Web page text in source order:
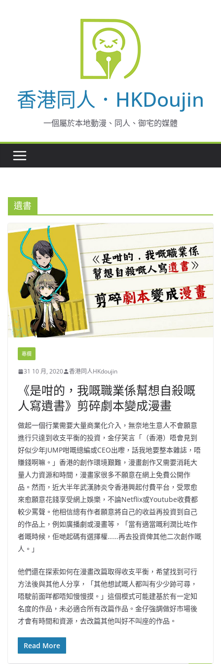
香港同人．HKDoujin
一個屬於本地動漫、同人、御宅的媒體
遺書
專欄
31 10 月, 2020 香港同人HKdoujin
《是咁的，我嘅職業係幫想自殺嘅
人寫遺書》剪碎劇本變成漫畫
做起一個行業需要大量商業化介入，無奈地生意人不會願意
進行只達到收支平衡的投資，金仔笑言「（香港）唔會見到
好似少年JUMP咁嘅總編或CEO出嚟，話我地要整本雜誌，唔
賺錢啊嘛。」香港的創作環境艱難，漫畫創作又需要消耗大
量人力資源和時間，漫畫家很多不願意在網上免費公開作
品。然而，近大半年武漢肺炎令香港興起付費平台，受眾愈
來愈願意花錢享受網上娛樂，不論Netflix或Youtube收費都
較少罵聲。他相信總有作者願意將自己的收益再投資到自己
的作品上，例如廣播劇或漫畫等，「當有適當嘅利潤比咗作
者嘅時候，佢哋起碼有選擇權……再去投資俾其他二次創作嘅
人。」
他們還在探索如何在漫畫改篇取得收支平衡，希望找到可行
方法後與其他人分享，「其他想試嘅人都叫有少少跡可尋，
唔駛前面咩都唔知慢慢摸。」這個模式可能建基於有一定知
名度的作品，未必適合所有改篇作品。金仔強調做好市場後
才會有時間和資源，去改篇其他叫好不叫座的作品。
Read More